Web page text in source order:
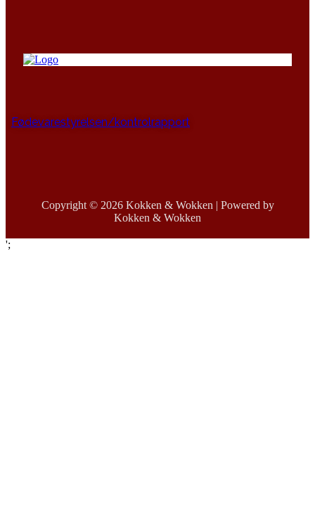
Fødevarestyrelsen/kontrolrapport
Copyright © 2026 Kokken & Wokken | Powered by
Kokken & Wokken
';